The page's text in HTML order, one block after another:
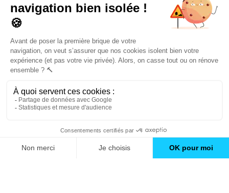
GO
Boutique en ligne
Pourquoi Avenir Rénovations
Chiffrer votre projet
Nos conseils
À propos d'Avenir Rénovations